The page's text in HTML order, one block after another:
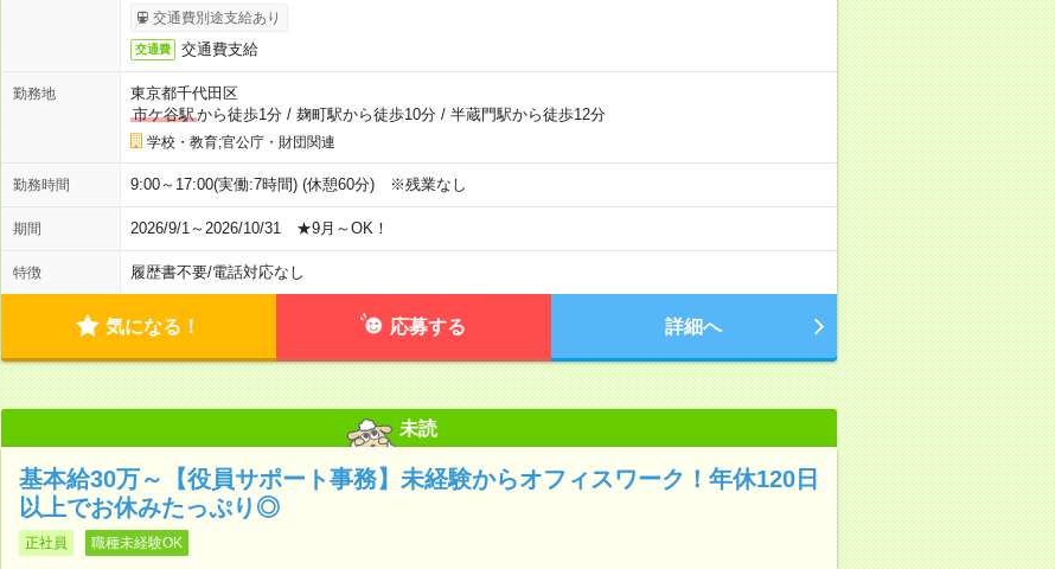
交通費別途支給あり
交通費 交通費支給
勤務地
東京都千代田区
市ケ谷駅から徒歩1分/ 麹町駅から徒歩10分/ 半蔵門駅から徒歩12分
学校・教育;官公庁・財団関連
勤務時間 9:00～17:00(実働:7時間) (休憩60分) ※残業なし
期間 2026/9/1～2026/10/31 ★9月～OK！
特徴 履歴書不要/電話対応なし
気になる！ 応募する 詳細へ
未読
基本給30万～【役員サポート事務】未経験からオフィスワーク！年休120日
以上でお休みたっぷり◎
正社員 職種未経験OK